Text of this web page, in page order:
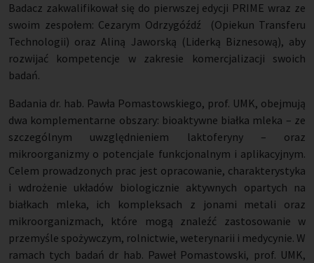
Badacz zakwalifikował się do pierwszej edycji PRIME wraz ze
swoim zespołem: Cezarym Odrzygóźdź
(Opiekun Transferu
Technologii) oraz Aliną Jaworską (Liderką Biznesową), aby
rozwijać kompetencje w zakresie komercjalizacji swoich
badań.
Badania dr. hab. Pawła Pomastowskiego, prof. UMK, obejmują
dwa komplementarne obszary: bioaktywne białka mleka – ze
szczególnym uwzględnieniem laktoferyny – oraz
mikroorganizmy o potencjale funkcjonalnym i aplikacyjnym.
Celem prowadzonych prac jest opracowanie, charakterystyka
i wdrożenie układów biologicznie aktywnych opartych na
białkach mleka, ich kompleksach z jonami metali oraz
mikroorganizmach, które mogą znaleźć zastosowanie w
przemyśle spożywczym, rolnictwie, weterynarii i medycynie. W
ramach tych badań dr hab. Paweł Pomastowski, prof. UMK,